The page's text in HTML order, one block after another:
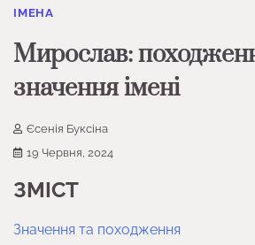
ІМЕНА
Мирослав:
значення імені
Єсенія Буксіна
19 Червня, 2024
ЗМІСТ
Значення та походження